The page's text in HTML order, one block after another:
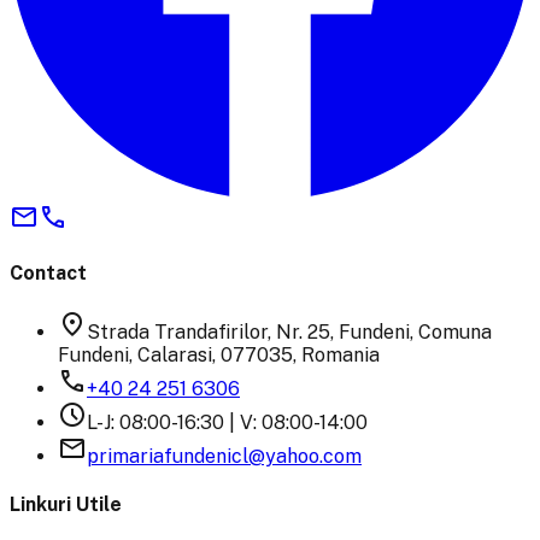
mailphone
Contact
location_on Strada Trandafirilor, Nr. 25, Fundeni, Comuna
Fundeni, Calarasi, 077035, Romania
phone+40 24 251 6306
schedule L-J: 08:00-16:30 | V: 08:00-14:00
emailprimariafundenicl@yahoo.com
Linkuri Utile